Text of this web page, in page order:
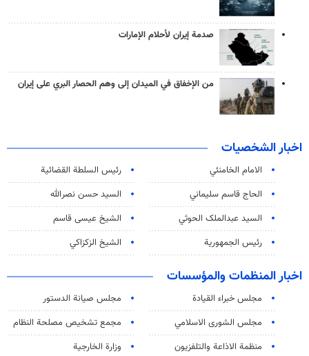
صدمة إيران لأحلام الإمارات
من الإخفاق في الميدان إلى وهم الحصار البري على إيران
اخبار الشخصيات
الامام الخامنئي
رئیس السلطة القضائیة
الحاج قاسم سليماني
السيد حسن نصرالله
السید عبدالملک الحوثي
الشيخ عيسى قاسم
رئيس الجمهورية
الشيخ الزكزاكي
اخبار المنظمات والمؤسسات
مجلس خبراء القيادة
مجلس صيانة الدستور
مجلس الشورى الاسلامي
مجمع تشخيص مصلحة النظام
منظمة الاذاعة والتلفزیون
وزارة الخارجية